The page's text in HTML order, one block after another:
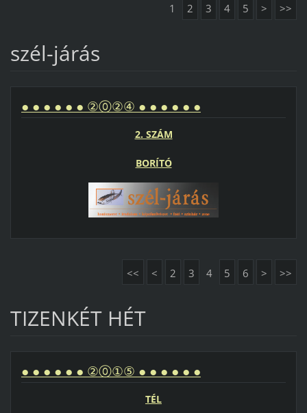
1 2 3 4 5 > >>
szél-járás
● ● ● ● ● ● ②⓪②④ ● ● ● ● ● ●
2. SZÁM
BORÍTÓ
<< < 2 3 4 5 6 > >>
TIZENKÉT HÉT
● ● ● ● ● ● ②⓪①⑤ ● ● ● ● ● ●
TÉL